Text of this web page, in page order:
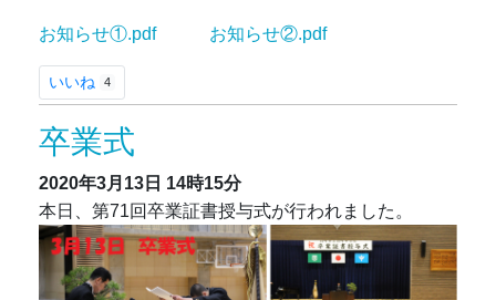
お知らせ①.pdf お知らせ②.pdf
いいね 4
卒業式
2020年3月13日 14時15分
本日、第71回卒業証書授与式が行われました。